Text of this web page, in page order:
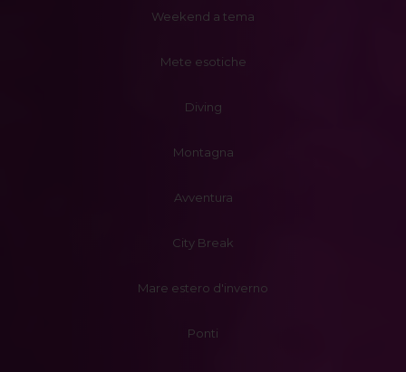
Weekend a tema
Mete esotiche
Diving
Montagna
Avventura
City Break
Mare estero d'inverno
Ponti